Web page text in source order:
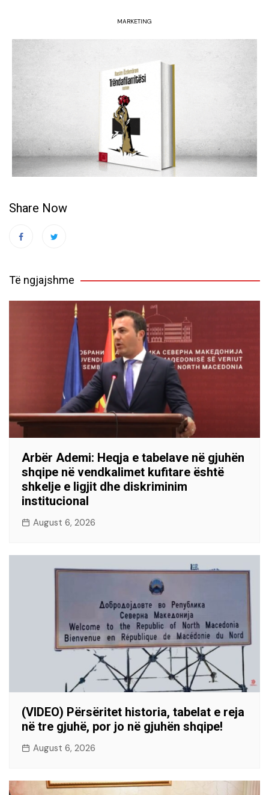
MARKETING
Share Now
Të ngjajshme
Arbër Ademi: Heqja e tabelave në gjuhën
shqipe në vendkalimet kufitare është
shkelje e ligjit dhe diskriminim
institucional
August 6, 2026
(VIDEO) Përsëritet historia, tabelat e reja
në tre gjuhë, por jo në gjuhën shqipe!
August 6, 2026